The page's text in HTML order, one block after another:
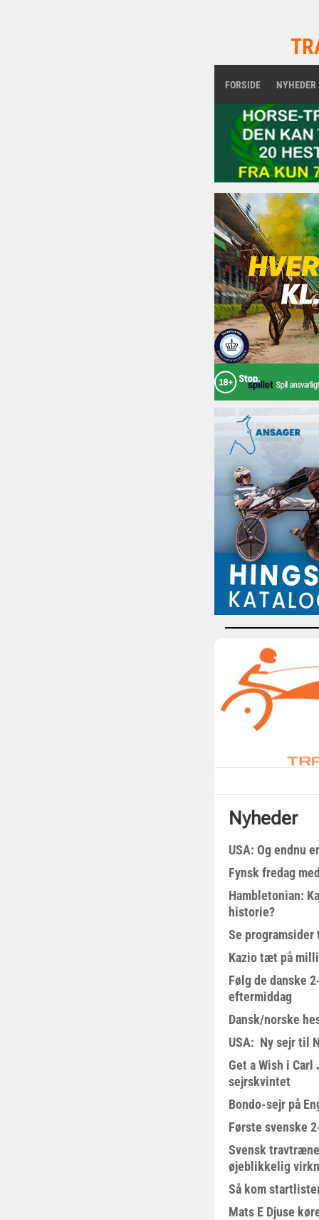
FORSIDE NYHEDER
Nyheder
USA: Og endnu
Fynsk fredag
Hambletonian:
historie?
Se
Kazio tæt på
Følg de danske
eftermiddag
Dansk/norske
USA: Ny sejr til
Get a Wish i Carl
sejrskvintet
Bondo-sejr på
Første svenske
Svensk
øjeblikkelig
Så kom
Mats E Djuse